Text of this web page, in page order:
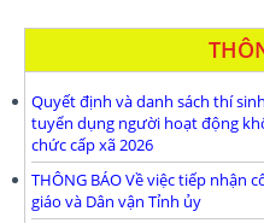
Quyết định và danh sách thí
tuyển dụng người hoạt động
chức cấp xã 2026
THÔNG BÁO Về việc tiếp nhận
giáo và Dân vận Tỉnh ủy